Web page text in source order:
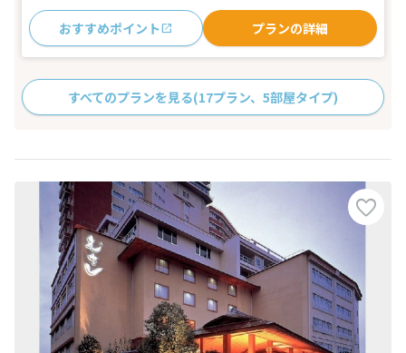
おすすめポイント プランの詳細
すべてのプランを見る(17プラン、5部屋タイプ)